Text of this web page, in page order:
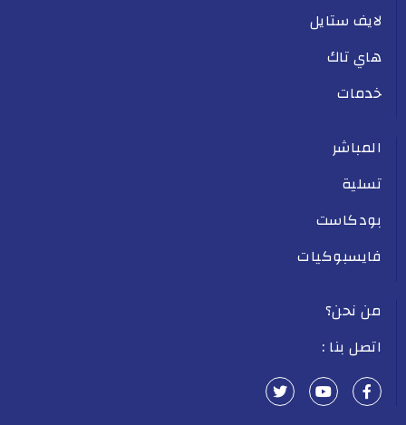
لايف ستايل
هاي تاك
خدمات
المباشر
تسلية
بودكاست
فايسبوكيات
من نحن؟
اتصل بنا :